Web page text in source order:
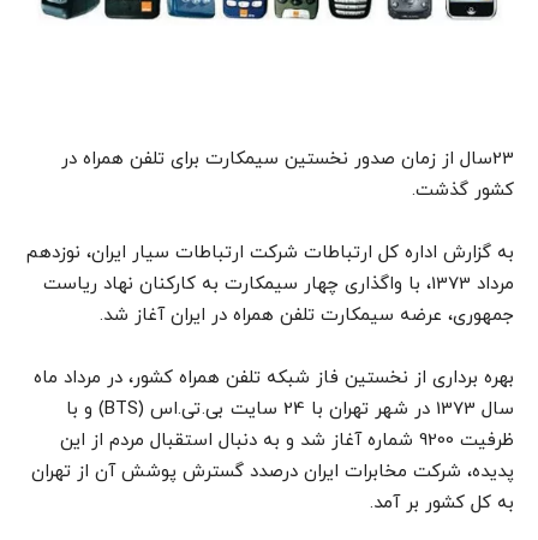
23سال از زمان صدور نخستین سیمکارت برای تلفن همراه در
کشور گذشت.
به گزارش اداره کل ارتباطات شرکت ارتباطات سیار ایران، نوزدهم
مرداد 1373، با واگذاری چهار سیمکارت به کارکنان نهاد ریاست
جمهوری، عرضه سیمکارت تلفن همراه در ایران آغاز شد.
بهره برداری از نخستین فاز شبکه تلفن همراه کشور، در مرداد ماه
سال 1373 در شهر تهران با 24 سایت بی.تی.اس (BTS) و با
ظرفیت 9200 شماره آغاز شد و به دنبال استقبال مردم از این
پدیده، شرکت مخابرات ایران درصدد گسترش پوشش آن از تهران
به کل کشور بر آمد.